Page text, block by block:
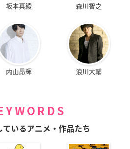
坂本真綾 森川智之
内山昂輝 浪川大輔
ているアニメ・作品たち